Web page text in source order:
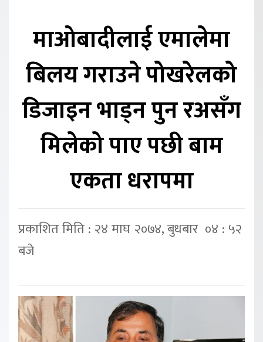
माओबादीलाई एमालेमा
बिलय गराउने पोखरेलको
डिजाइन भाड्न पुन रअसँग
मिलेको पाए पछी बाम
एकता धरापमा
प्रकाशित मिति : २४ माघ २०७४, बुधबार ०४ : ५२
बजे